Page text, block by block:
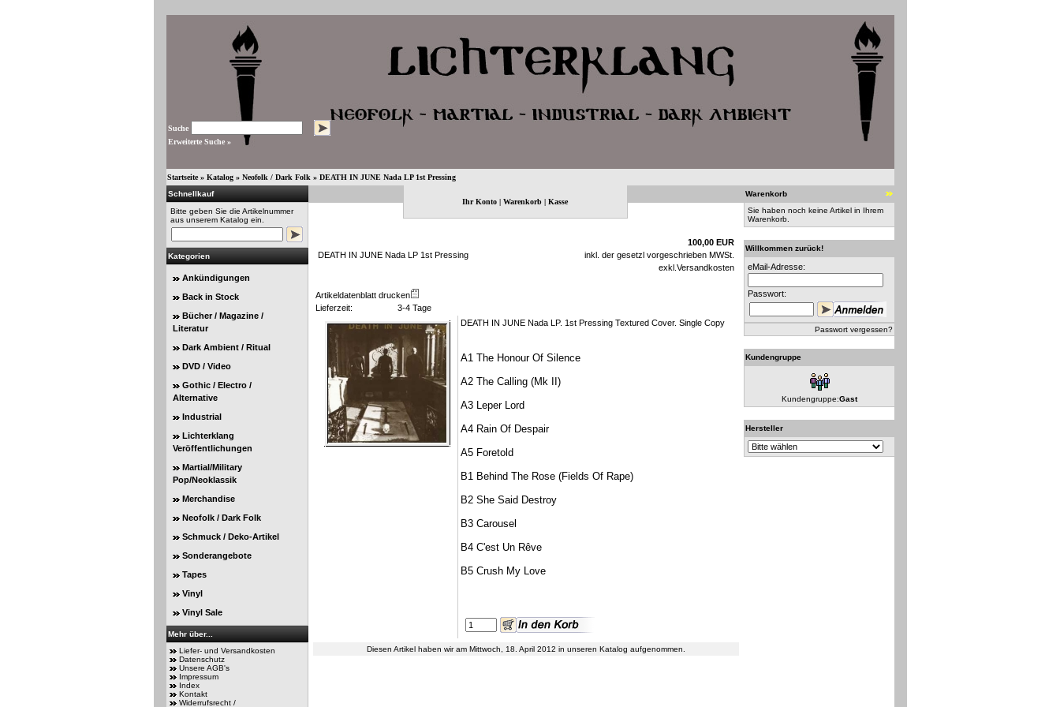
Suche
Erweiterte Suche »
Startseite» Katalog» Neofolk / Dark Folk » DEATH IN JUNE Nada LP 1st Pressing
Schnellkauf
Bitte geben Sie die Artikelnummer
aus unserem Katalog ein.
Kategorien
Ankündigungen
Back in Stock
Bücher / Magazine /
Literatur
Dark Ambient / Ritual
DVD / Video
Gothic / Electro /
Alternative
Industrial
Lichterklang
Veröffentlichungen
Martial/Military
Pop/Neoklassik
Merchandise
Neofolk / Dark Folk
Schmuck / Deko-Artikel
Sonderangebote
Tapes
Vinyl
Vinyl Sale
Mehr über...
Liefer- und Versandkosten
Datenschutz
Unsere AGB's
Impressum
Index
Kontakt
Widerrufsrecht /
Ihr Konto | Warenkorb | Kasse
DEATH IN JUNE Nada LP 1st Pressing
100,00 EUR
inkl. der gesetzl vorgeschrieben MWSt.
exkl. Versandkosten
Artikeldatenblatt drucken
Lieferzeit:
3-4 Tage
DEATH IN JUNE Nada LP. 1st Pressing Textured Cover. Single Copy
A1 The Honour Of Silence
A2 The Calling (Mk II)
A3 Leper Lord
A4 Rain Of Despair
A5 Foretold
B1 Behind The Rose (Fields Of Rape)
B2 She Said Destroy
B3 Carousel
B4 C'est Un Rêve
B5 Crush My Love
Diesen Artikel haben wir am Mittwoch, 18. April 2012 in unseren Katalog aufgenommen.
Warenkorb
Sie haben noch keine Artikel in Ihrem
Warenkorb.
Willkommen zurück!
eMail-Adresse:
Passwort:
Passwort vergessen?
Kundengruppe
Kundengruppe:Gast
Hersteller